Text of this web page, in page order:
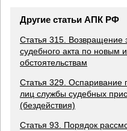
Другие статьи АПК РФ
Статья 315. Возвращение
судебного акта по новым
обстоятельствам
Статья 329. Оспаривание
лиц службы судебных
(бездействия)
Статья 93. Порядок